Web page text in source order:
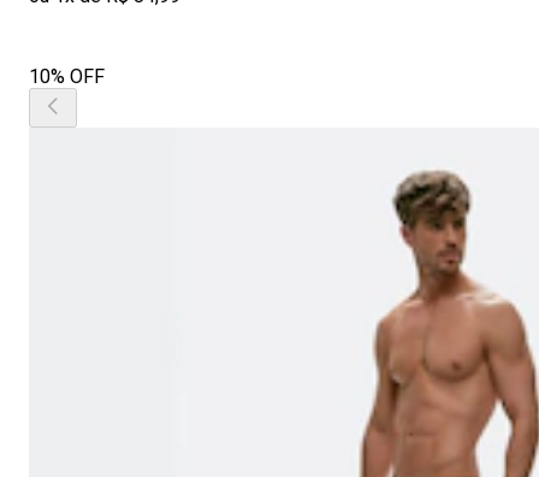
10% OFF